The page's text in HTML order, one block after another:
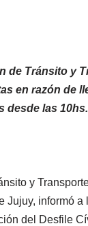
de Tránsito y
en razón de
desde las 10hs.
y
Jujuy, informó
del Desfile